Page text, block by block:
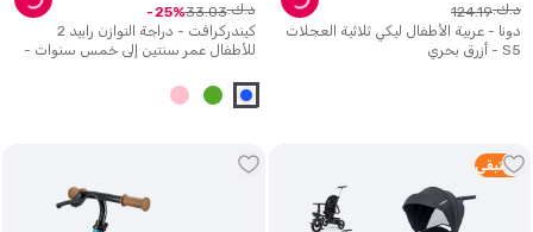
دونا - عربية الأطفال ليكي ثلاثية العجلات
S5 - أزرق بحري
د.ك. 124.19
كيندركرافت - دراجة التوازن رابيد 2
للأطفال عمر سنتين إلى خمس سنوات -
د.ك. 33.03
25
5 متبقي